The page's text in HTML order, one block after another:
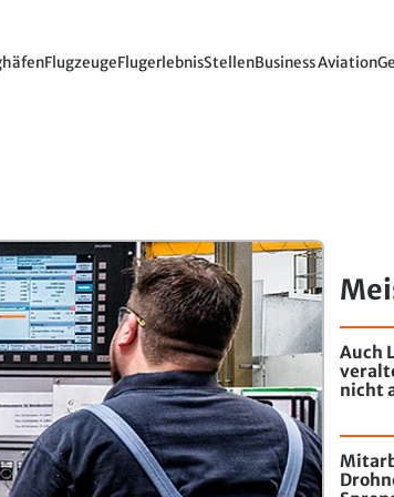
FlugzeugeFlugerlebnisStellenBusiness Aviation
Auch
nicht